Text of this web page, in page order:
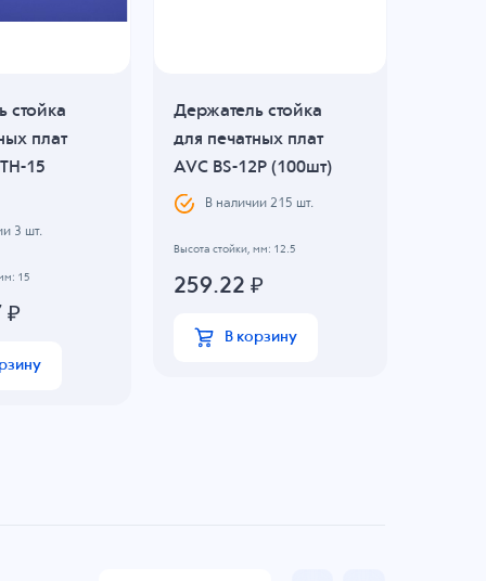
стойка
плат
15
3 шт.
15
₽
Держатель стойка
для печатных плат
AVC BS-12P (100шт)
В наличии215 шт.
Высота стойки, мм: 12.5
259.22 ₽
В корзину